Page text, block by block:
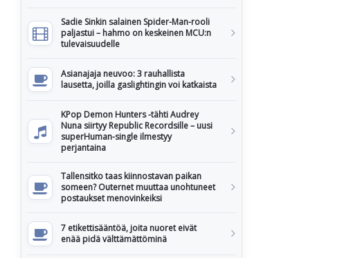
Sadie Sinkin salainen Spider-Man-rooli
paljastui – hahmo on keskeinen MCU:n
tulevaisuudelle
Asianajaja neuvoo: 3 rauhallista
lausetta, joilla gaslightingin voi katkaista
KPop Demon Hunters -tähti Audrey
Nuna siirtyy Republic Recordsille – uusi
superHuman-single ilmestyy
perjantaina
Tallensitko taas kiinnostavan paikan
someen? Outernet muuttaa unohtuneet
postaukset menovinkeiksi
7 etikettisääntöä, joita nuoret eivät
enää pidä välttämättöminä